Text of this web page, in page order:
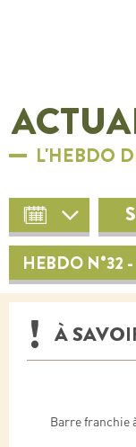
L'HEBDO
HEBDO N°32
À
Barre franchie